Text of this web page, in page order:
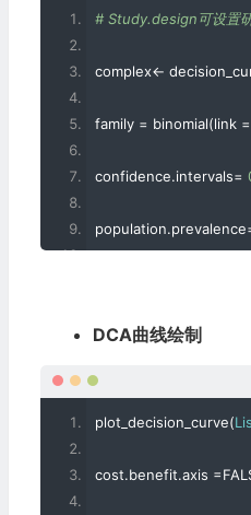
# Study.design可设置
complex<-
family = binomial(link =
confidence.intervals=
population.prevalence
List<- list(simple
#把刚才计算的simple
DCA曲线绘制
plot_decision_curve(
cost.benefit.axis =